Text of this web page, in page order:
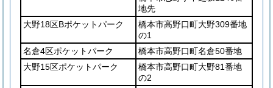
地先
大野18区Bポケットパーク
橋本市高野口町大野309番地
の1
名倉4区ポケットパーク
橋本市高野口町名倉50番地
大野15区ポケットパーク
橋本市高野口町大野81番地
の2